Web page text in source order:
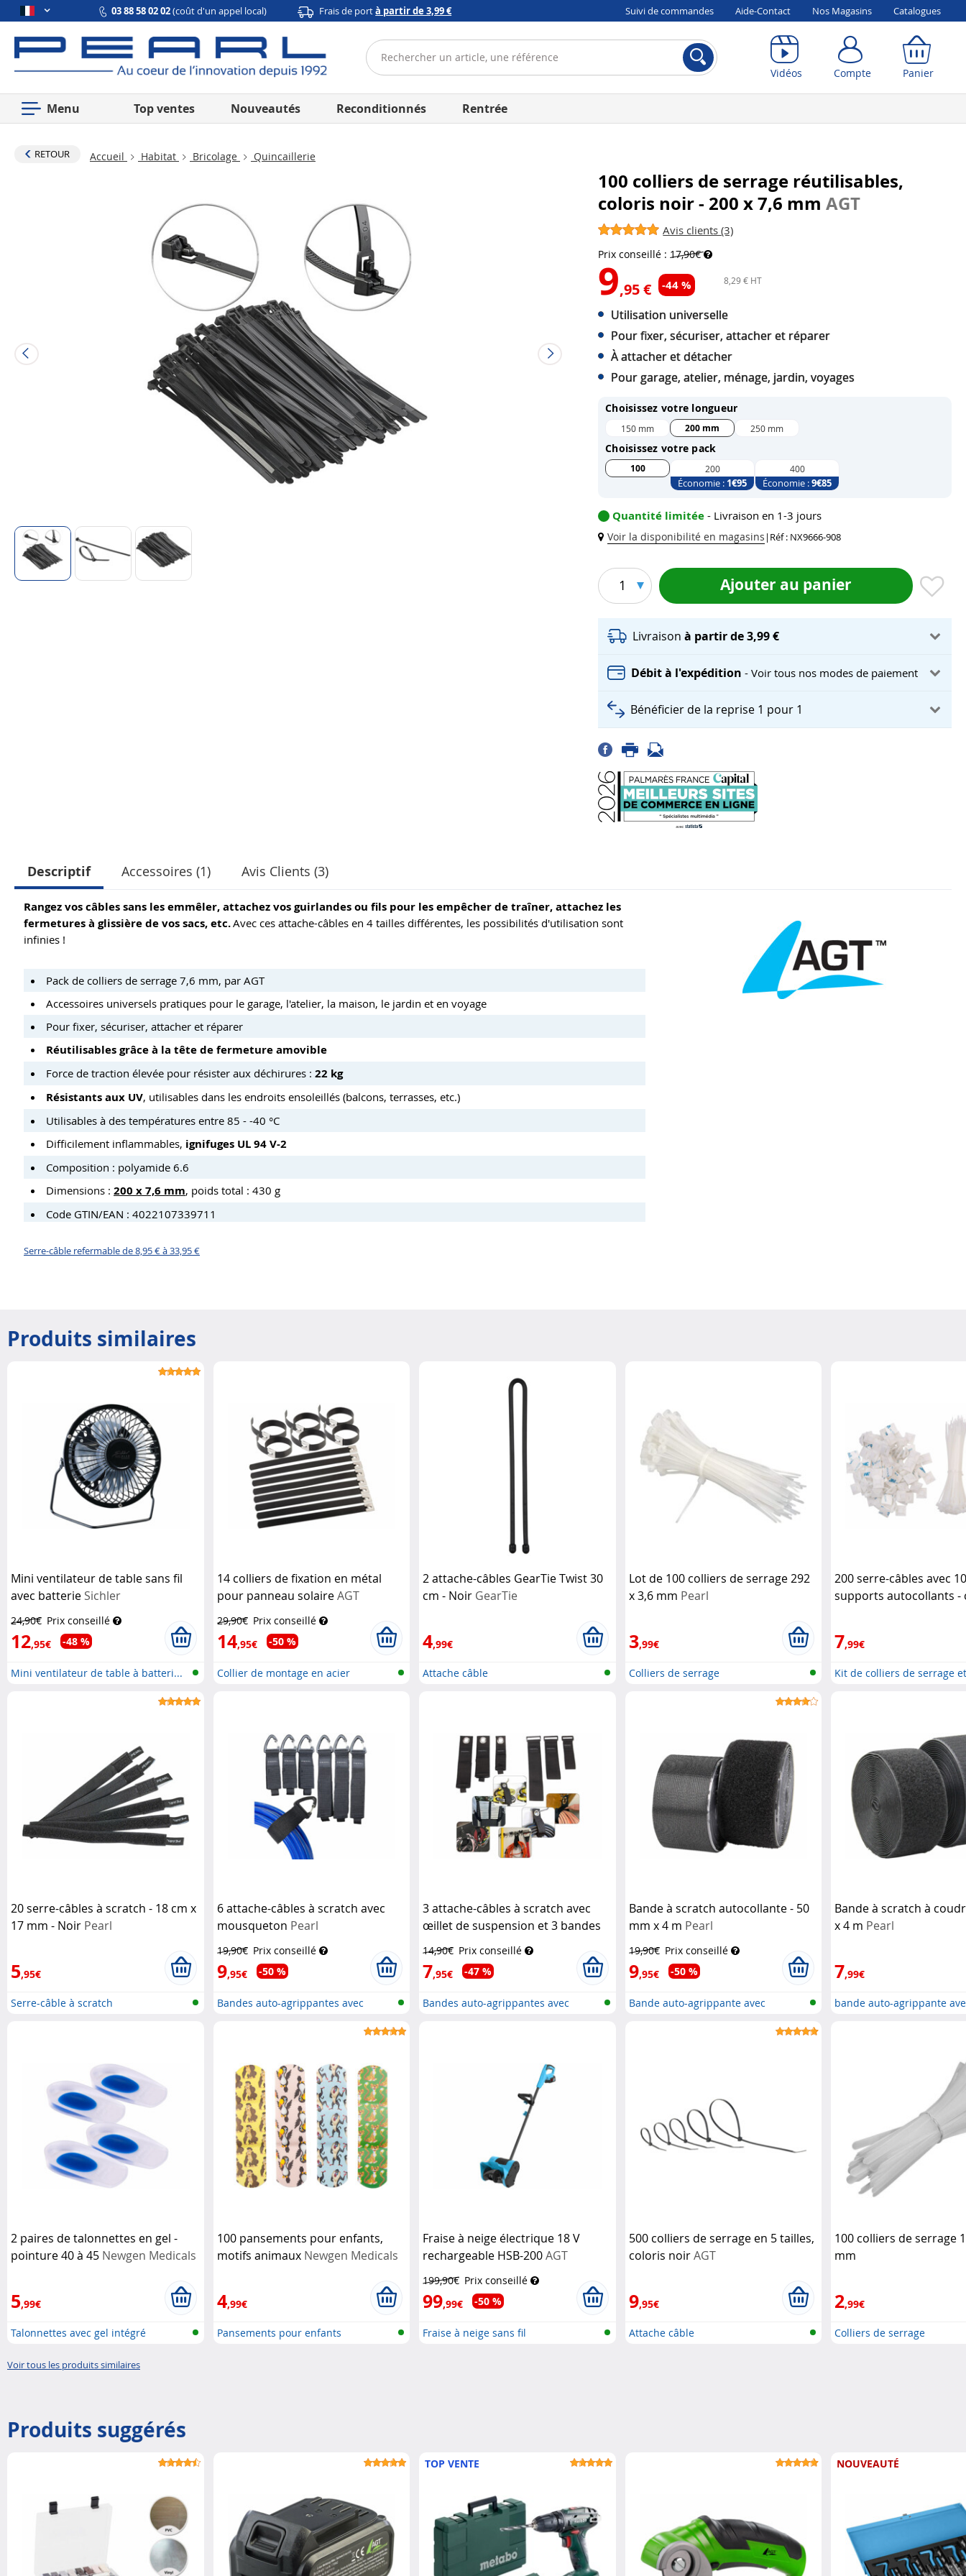
03 88 58 02 02(coût d'un appel local) Frais de portà partir de 3,99 € Suivi de commandes Aide-Contact Nos Magasins Catalogues
Vidéos Compte Panier
Menu Top ventes Nouveautés Reconditionnés Rentrée
RETOUR Accueil Habitat Bricolage Quincaillerie
100 colliers de serrage réutilisables,
coloris noir - 200 x 7,6 mm AGT
Avis clients (3)
Prix conseillé : 17,90€
9,95 € -44 % 8,29 € HT
Utilisation universelle
Pour fixer, sécuriser, attacher et réparer
À attacher et détacher
Pour garage, atelier, ménage, jardin, voyages
Choisissez votre longueur
150 mm 200 mm 250 mm
Choisissez votre pack
100 200
Économie : 1€95
400
Économie :9€85
Quantité limitée - Livraison en 1-3 jours
Voir la disponibilité en magasins | Réf : NX9666-908
1 Ajouter au panier
Livraisonà partir de 3,99 €
Débit à l'expédition- Voir tous nos modes de paiement
Bénéficier de la reprise 1 pour 1
Descriptif Accessoires (1) Avis Clients (3)
Rangez vos câbles sans les emmêler, attachez vos guirlandes ou fils pour les empêcher de traîner, attachez les
fermetures à glissière de vos sacs, etc.Avec ces attache-câbles en 4 tailles différentes, les possibilités d'utilisation sont
infinies !
Pack de colliers de serrage 7,6 mm, par AGT
Accessoires universels pratiques pour le garage, l'atelier, la maison, le jardin et en voyage
Pour fixer, sécuriser, attacher et réparer
Réutilisables grâce à la tête de fermeture amovible
Force de traction élevée pour résister aux déchirures : 22 kg
Résistants aux UV, utilisables dans les endroits ensoleillés (balcons, terrasses, etc.)
Utilisables à des températures entre 85 - -40 °C
Difficilement inflammables, ignifuges UL 94 V-2
Composition : polyamide 6.6
Dimensions : 200 x 7,6 mm, poids total : 430 g
Code GTIN/EAN : 4022107339711
Serre-câble refermable de 8,95 € à 33,95 €
Produits similaires
Mini ventilateur de table sans fil
avec batterie Sichler
Haushaltsgeräte
24,90€ Prix conseillé
12,95€ -48 %
Mini ventilateur de table à batteri...
14 colliers de fixation en métal
pour panneau solaireAGT
29,90€ Prix conseillé
14,95€ -50 %
Collier de montage en acier
2 attache-câbles GearTie Twist 30
cm - Noir GearTie
4,99€
Attache câble
Lot de 100 colliers de serrage 292
x 3,6 mm Pearl
3,99€
Colliers de serrage
200 serre-câbles avec
supports autocollants -
7,99€
Kit de colliers de serrage
20 serre-câbles à scratch - 18 cm x
17 mm - Noir Pearl
5,95€
Serre-câble à scratch
6 attache-câbles à scratch avec
mousqueton Pearl
19,90€ Prix conseillé
9,95€ -50 %
Bandes auto-agrippantes avec
3 attache-câbles à scratch avec
œillet de suspension et 3 bandes
14,90€ Prix conseillé
7,95€ -47 %
Bandes auto-agrippantes avec
Bande à scratch autocollante - 50
mm x 4 m Pearl
19,90€ Prix conseillé
9,95€ -50 %
Bande auto-agrippante avec
Bande à scratch à
x 4 m Pearl
7,99€
bande auto-agrippante
2 paires de talonnettes en gel -
pointure 40 à 45 Newgen Medicals
5,99€
Talonnettes avec gel intégré
100 pansements pour enfants,
motifs animaux Newgen Medicals
4,99€
Pansements pour enfants
Fraise à neige électrique 18 V
rechargeable HSB-200AGT
199,90€ Prix conseillé
99,99€ -50 %
Fraise à neige sans fil
500 colliers de serrage en 5 tailles,
coloris noirAGT
9,95€
Attache câble
100 colliers de serrage
mm
2,99€
Colliers de serrage
Voir tous les produits similaires
Produits suggérés
TOP VENTE NOUVEAUTÉ
Compte Panier